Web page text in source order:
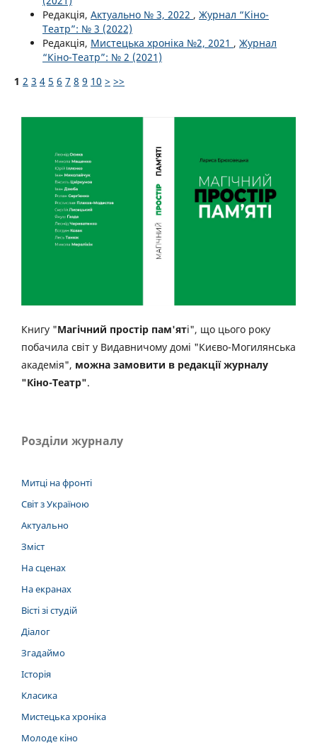
Редакція, Актуально № 3, 2022 , Журнал “Кіно-
Театр”: № 3 (2022)
Редакція, Мистецька хроніка №2, 2021 , Журнал
“Кіно-Театр”: № 2 (2021)
1 2 3 4 5 6 7 8 9 10 > >>
Книгу "Магічний простір пам'яті", що цього року
побачила світ у Видавничому домі "Києво-Могилянська
академія", можна замовити в редакції журналу
"Кіно-Театр".
Розділи журналу
Митці на фронті
Світ з Україною
Актуально
Зміст
На сценах
На екранах
Вісті зі студій
Діалог
Згадаймо
Історія
Класика
Мистецька хроніка
Молоде кіно